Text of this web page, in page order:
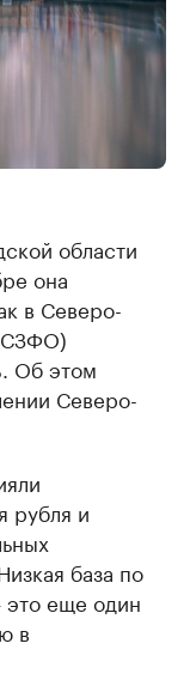
области
она
в Северо-
Об этом
Северо-
рубля и
база по
это еще один
в